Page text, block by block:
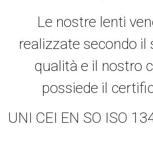
Le nostre lenti
realizzate secondo il
qualità e il nostro
possiede il
UNI CEI EN SO ISO